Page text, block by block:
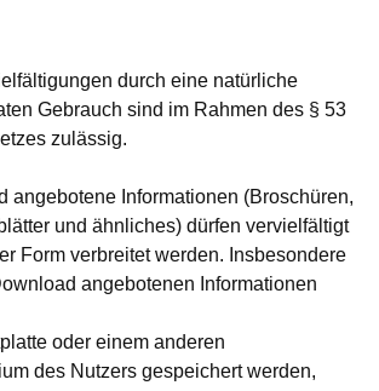
durch eine natürliche
Gebrauch sind im Rahmen des § 53
zulässig.
angebotene Informationen (Broschüren,
und ähnliches) dürfen vervielfältigt
Form verbreitet werden. Insbesondere
angebotenen Informationen
oder einem anderen
des Nutzers gespeichert werden,